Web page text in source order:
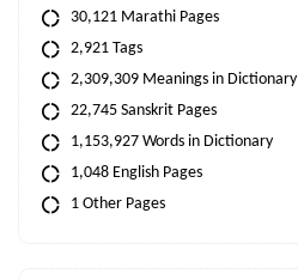
30,121 Marathi Pages
2,921 Tags
2,309,309 Meanings in Dictionary
22,745 Sanskrit Pages
1,153,927 Words in Dictionary
1,048 English Pages
1 Other Pages